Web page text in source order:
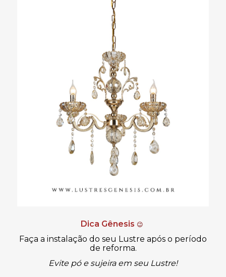
Dica Gênesis 😉
Faça a instalação do seu Lustre após o período
de reforma.
Evite pó e sujeira em seu Lustre!